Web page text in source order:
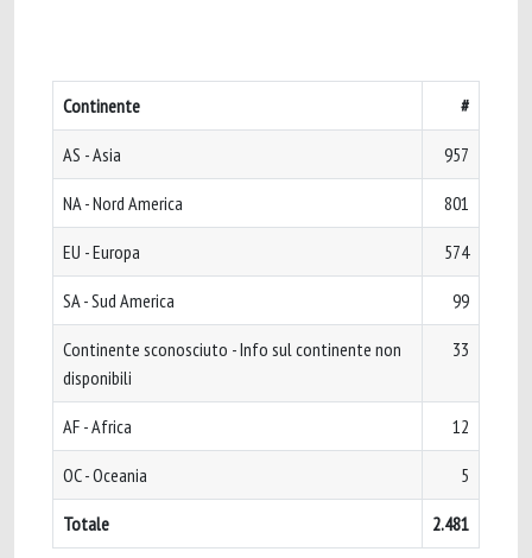
Continente #
AS - Asia 957
NA - Nord America 801
EU - Europa 574
SA - Sud America 99
Continente sconosciuto - Info sul continente non
disponibili
33
AF - Africa 12
OC - Oceania 5
Totale 2.481